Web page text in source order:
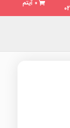
0 آیتم